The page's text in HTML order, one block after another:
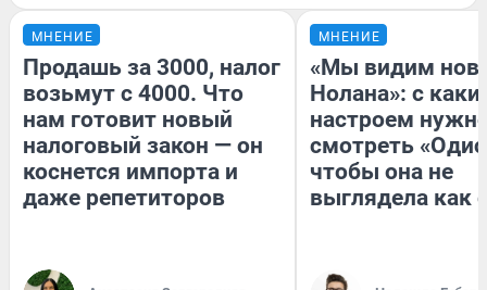
МНЕНИЕ
Продашь за 3000, налог
возьмут с 4000. Что
нам готовит новый
налоговый закон — он
коснется импорта и
даже репетиторов
МНЕНИЕ
«Мы видим
Нолана»: с
настроем
смотреть
чтобы она не
выглядела как